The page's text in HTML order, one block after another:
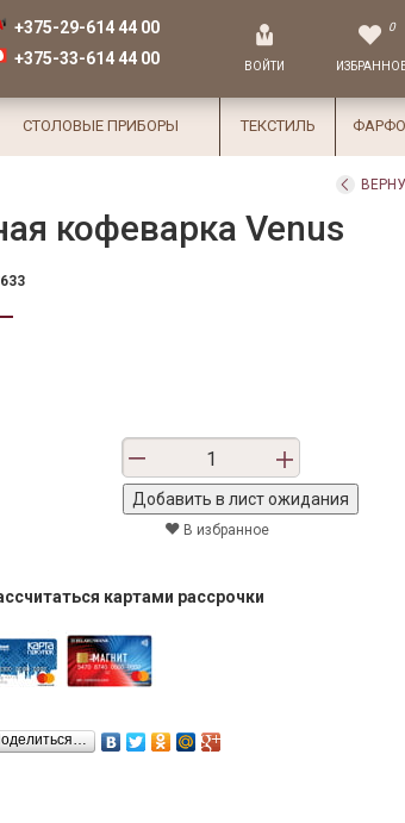
+375-29-614 44 00
+375-33-614 44 00
ВОЙТИ
0
СТОЛОВЫЕ ПРИБОРЫ ТЕКСТИЛЬ
кофеварка Venus
В избранное
картами рассрочки